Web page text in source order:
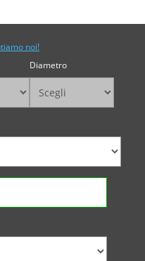
noi!
Diametro